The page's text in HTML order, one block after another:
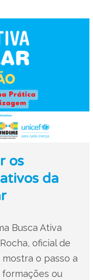
os
da
Busca Ativa
oficial de
mostra o passo a
ou